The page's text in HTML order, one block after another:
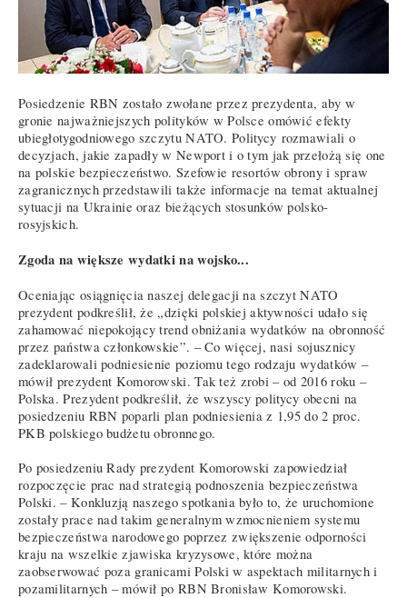
Posiedzenie RBN zostało zwołane przez prezydenta, aby w
gronie najważniejszych polityków w Polsce omówić efekty
ubiegłotygodniowego szczytu NATO. Politycy rozmawiali o
decyzjach, jakie zapadły w Newport i o tym jak przełożą się one
na polskie bezpieczeństwo. Szefowie resortów obrony i spraw
zagranicznych przedstawili także informacje na temat aktualnej
sytuacji na Ukrainie oraz bieżących stosunków polsko-
rosyjskich.
Zgoda na większe wydatki na wojsko...
Oceniając osiągnięcia naszej delegacji na szczyt NATO
prezydent podkreślił, że „dzięki polskiej aktywności udało się
zahamować niepokojący trend obniżania wydatków na obronność
przez państwa członkowskie”. – Co więcej, nasi sojusznicy
zadeklarowali podniesienie poziomu tego rodzaju wydatków –
mówił prezydent Komorowski. Tak też zrobi – od 2016 roku –
Polska. Prezydent podkreślił, że wszyscy politycy obecni na
posiedzeniu RBN poparli plan podniesienia z 1,95 do 2 proc.
PKB polskiego budżetu obronnego.
Po posiedzeniu Rady prezydent Komorowski zapowiedział
rozpoczęcie prac nad strategią podnoszenia bezpieczeństwa
Polski. – Konkluzją naszego spotkania było to, że uruchomione
zostały prace nad takim generalnym wzmocnieniem systemu
bezpieczeństwa narodowego poprzez zwiększenie odporności
kraju na wszelkie zjawiska kryzysowe, które można
zaobserwować poza granicami Polski w aspektach militarnych i
pozamilitarnych – mówił po RBN Bronisław Komorowski.